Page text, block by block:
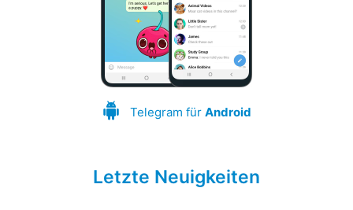
Telegram für Android
Letzte Neuigkeiten